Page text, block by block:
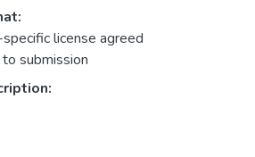
license agreed
submission